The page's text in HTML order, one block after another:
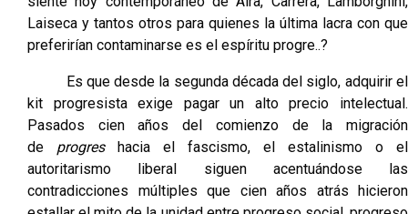
Laiseca y tantos otros para quienes la última lacra con que
preferirían contaminarse es el espíritu progre..?
Es que desde la segunda década del siglo, adquirir el
kit progresista exige pagar un alto precio intelectual.
Pasados cien años del comienzo de la migración
de progreshacia el fascismo, el estalinismo o el
autoritarismo liberal siguen acentuándose las
contradicciones múltiples que cien años atrás hicieron